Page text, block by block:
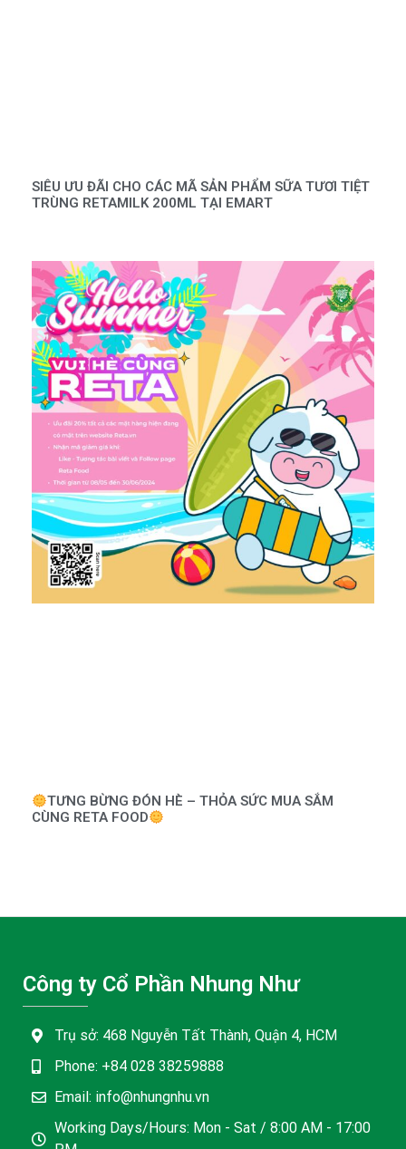
SIÊU ƯU ĐÃI CHO CÁC MÃ SẢN PHẨM SỮA TƯƠI TIỆT
TRÙNG RETAMILK 200ML TẠI EMART
TƯNG BỪNG ĐÓN HÈ – THỎA SỨC MUA SẮM
CÙNG RETA FOOD
Công ty Cổ Phần Nhung Như
Trụ sở: 468 Nguyễn Tất Thành, Quận 4, HCM
Phone: +84 028 38259888
Email: info@nhungnhu.vn
Working Days/Hours: Mon - Sat / 8:00 AM - 17:00